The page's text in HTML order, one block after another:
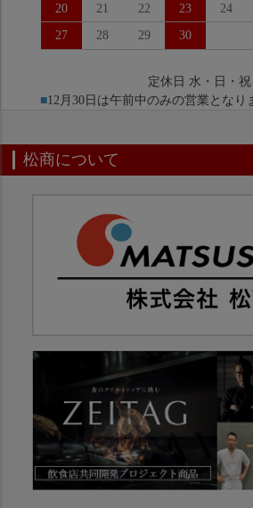
20 21 22 23 24
27 28 29 30
定休日 水・日・祝
■12月30日は午前中のみの営業となり
松商について